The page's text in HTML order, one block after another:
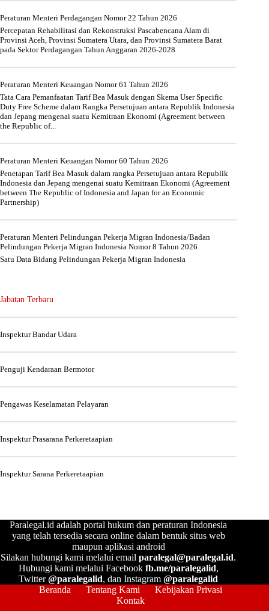
Peraturan Menteri Perdagangan Nomor 22 Tahun 2026
Percepatan Rehabilitasi dan Rekonstruksi Pascabencana Alam di
Provinsi Aceh, Provinsi Sumatera Utara, dan Provinsi Sumatera Barat
pada Sektor Perdagangan Tahun Anggaran 2026-2028
Peraturan Menteri Keuangan Nomor 61 Tahun 2026
Tata Cara Pemanfaatan Tarif Bea Masuk dengan Skema User Specific
Duty Free Scheme dalam Rangka Persetujuan antara Republik Indonesia
dan Jepang mengenai suatu Kemitraan Ekonomi (Agreement between
the Republic of...
Peraturan Menteri Keuangan Nomor 60 Tahun 2026
Penetapan Tarif Bea Masuk dalam rangka Persetujuan antara Republik
Indonesia dan Jepang mengenai suatu Kemitraan Ekonomi (Agreement
between The Republic of Indonesia and Japan for an Economic
Partnership)
Peraturan Menteri Pelindungan Pekerja Migran Indonesia/Badan
Pelindungan Pekerja Migran Indonesia Nomor 8 Tahun 2026
Satu Data Bidang Pelindungan Pekerja Migran Indonesia
Jabatan Terbaru
Inspektur Bandar Udara
Penguji Kendaraan Bermotor
Pengawas Keselamatan Pelayaran
Inspektur Prasarana Perkeretaapian
Inspektur Sarana Perkeretaapian
Paralegal.id adalah portal hukum dan peraturan Indonesia
yang telah tersedia secara online dalam bentuk situs web
maupun aplikasi android
Silakan hubungi kami melalui emailparalegal@paralegal.id.
Hubungi kami melalui Facebook fb.me/paralegalid,
Twitter@paralegalid, dan Instagram@paralegalid
Beranda
Tentang Kami
Kebijakan Privasi
Kontak